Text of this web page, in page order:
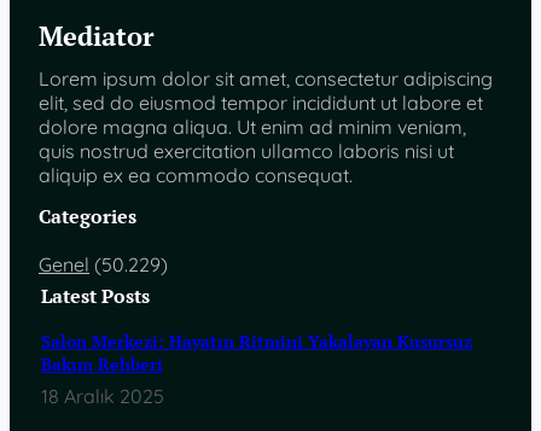
Mediator
Lorem ipsum dolor sit amet, consectetur adipiscing
elit, sed do eiusmod tempor incididunt ut labore et
dolore magna aliqua. Ut enim ad minim veniam,
quis nostrud exercitation ullamco laboris nisi ut
aliquip ex ea commodo consequat.
Categories
Genel (50.229)
Latest Posts
Salon Merkezi: Hayatın Ritmini Yakalayan Kusursuz
Bakım Rehberi
18 Aralık 2025